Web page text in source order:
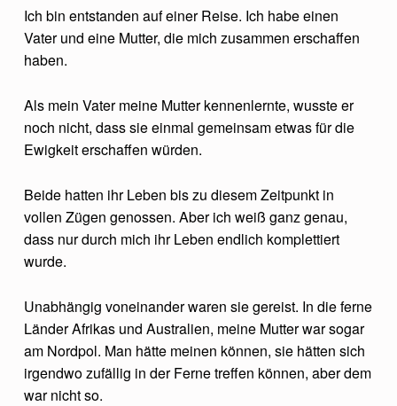
E
I
N
U
N
E
N
D
L
I
C
H
E
S
Ich bin entstanden auf einer Reise. Ich habe einen
Vater und eine Mutter, die mich zusammen erschaffen
haben.
Als mein Vater meine Mutter kennenlernte, wusste er
noch nicht, dass sie einmal gemeinsam etwas für die
Ewigkeit erschaffen würden.
Beide hatten ihr Leben bis zu diesem Zeitpunkt in
vollen Zügen genossen. Aber ich weiß ganz genau,
dass nur durch mich ihr Leben endlich komplettiert
wurde.
Unabhängig voneinander waren sie gereist. In die ferne
Länder Afrikas und Australien, meine Mutter war sogar
am Nordpol. Man hätte meinen können, sie hätten sich
irgendwo zufällig in der Ferne treffen können, aber dem
war nicht so.